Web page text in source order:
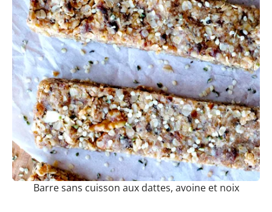
Barre sans cuisson aux dattes, avoine et noix